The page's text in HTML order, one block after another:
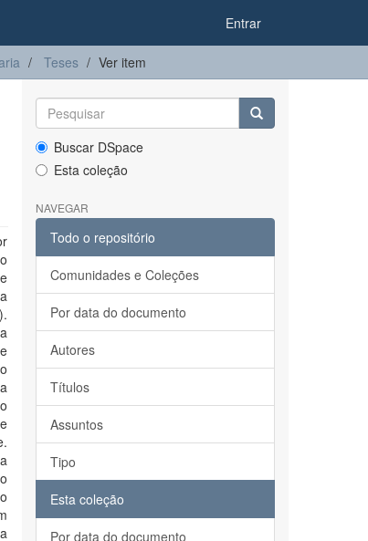
Entrar
Teses Ver item
Buscar DSpace
Esta coleção
NAVEGAR
Todo o repositório
Comunidades e Coleções
Por data do documento
Autores
Títulos
Assuntos
Tipo
Esta coleção
Por data do documento